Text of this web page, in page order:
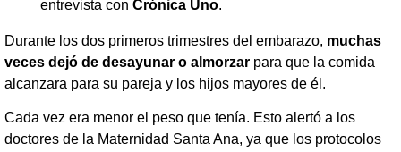
entrevista con Crónica Uno.
Durante los dos primeros trimestres del embarazo, muchas
veces dejó de desayunar o almorzar para que la comida
alcanzara para su pareja y los hijos mayores de él.
Cada vez era menor el peso que tenía. Esto alertó a los
doctores de la Maternidad Santa Ana, ya que los protocolos